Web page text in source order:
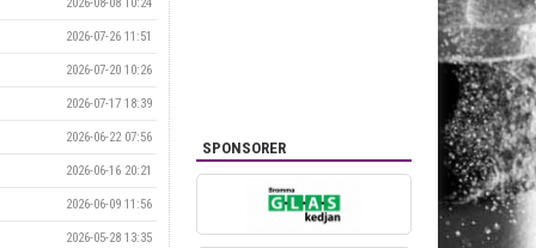
2026-08-08 10:24
2026-07-26 11:51
2026-07-20 10:26
2026-07-17 18:39
2026-06-22 07:56
2026-06-16 20:21
2026-06-09 11:56
2026-05-28 13:35
SPONSORER